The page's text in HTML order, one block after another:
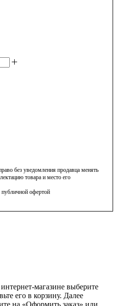
без уведомления продавца менять
товара и место его
офертой
магазине выберите
его в корзину. Далее
на «Оформить заказ» или